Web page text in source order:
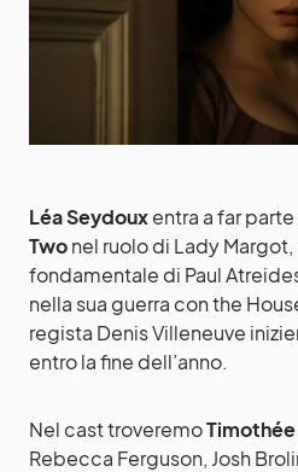
Léa Seydouxentra a far
Twonel ruolo di Lady
fondamentale di Paul
nella sua guerra con the
regista Denis Villeneuve
entro la fine dell’anno.
Nel cast troveremo
Rebecca Ferguson, Josh